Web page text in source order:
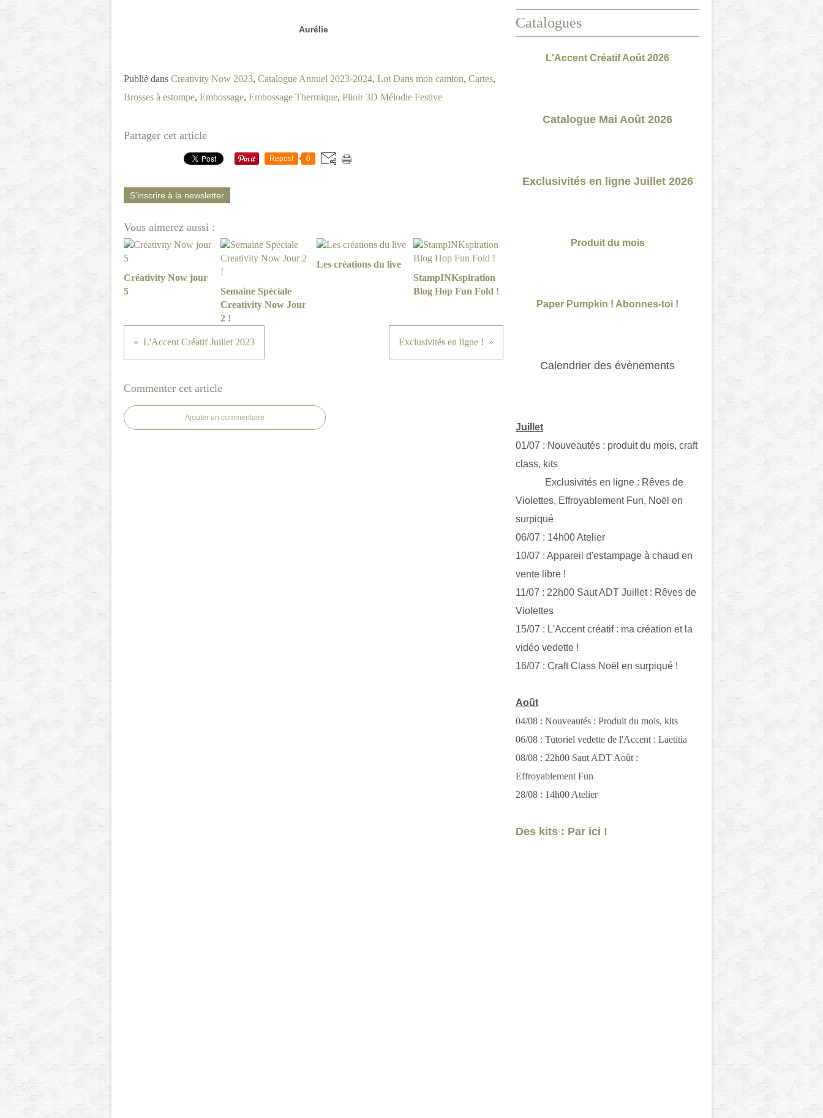
Aurélie
Publié dans Creativity Now 2023, Catalogue Annuel 2023-2024, Lot Dans mon camion, Cartes,
Brosses à estompe, Embossage, Embossage Thermique, Plioir 3D Mélodie Festive
Partager cet article
Repost 0
S'inscrire à la newsletter
Vous aimerez aussi :
Créativity Now jour
5
Semaine Spéciale
Creativity Now Jour
2 !
Les créations du live
StampINKspiration
Blog Hop Fun Fold !
L'Accent Créatif Juillet 2023 Exclusivités en ligne !
Commenter cet article
Ajouter un commentaire
Catalogues
L'Accent Créatif Août 2026
Catalogue Mai Août 2026
Exclusivités en ligne Juillet 2026
Produit du mois
Paper Pumpkin ! Abonnes-toi !
Calendrier des évènements
Juillet
01/07 : Nouveautés : produit du mois, craft
class, kits
Exclusivités en ligne : Rêves de
Violettes, Effroyablement Fun, Noël en
surpiqué
06/07 : 14h00 Atelier
10/07 : Appareil d'estampage à chaud en
vente libre !
11/07 : 22h00 Saut ADT Juillet : Rêves de
Violettes
15/07 : L'Accent créatif : ma création et la
vidéo vedette !
16/07 : Craft Class Noël en surpiqué !
Août
04/08 : Nouveautés : Produit du mois, kits
06/08 : Tutoriel vedette de l'Accent : Laetitia
08/08 : 22h00 Saut ADT Août :
Effroyablement Fun
28/08 : 14h00 Atelier
Des kits : Par ici !